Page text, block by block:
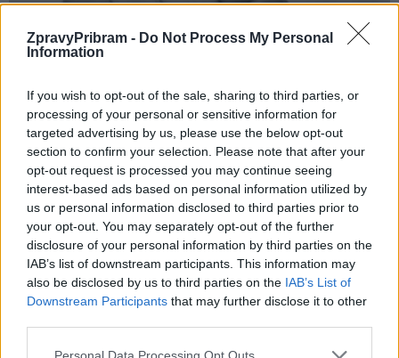
ZpravyPribram - Do Not Process My Personal
Information
If you wish to opt-out of the sale, sharing to third parties, or
processing of your personal or sensitive information for
targeted advertising by us, please use the below opt-out
section to confirm your selection. Please note that after your
opt-out request is processed you may continue seeing
interest-based ads based on personal information utilized by
us or personal information disclosed to third parties prior to
your opt-out. You may separately opt-out of the further
disclosure of your personal information by third parties on the
IAB’s list of downstream participants. This information may
also be disclosed by us to third parties on the IAB’s List of
Downstream Participants that may further disclose it to other
Personal Data Processing Opt Outs
Krimi
Martin Poulíček - 24. 7. 2018
PŘÍBRAMSKO - Kriminalisté zahájili během července trestní stíhání
devatenáctiletého mladíka a o tři roky staršího muže. Obvinili je
z loupeže a mladšího z nich ještě z vydírání,...